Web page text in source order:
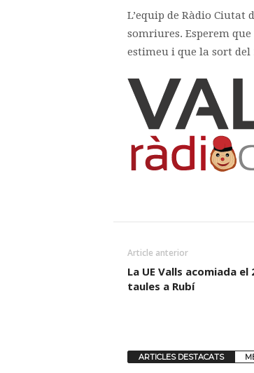
L’equip de Ràdio Ciutat
somriures. Esperem
estimeu i que la sort del
Article anterior
La UE Valls acomiada el
taules a Rubí
ARTICLES DESTACATS